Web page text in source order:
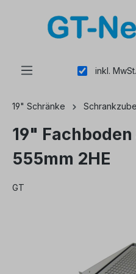
inkl. MwSt.
19" Schränke
19"
555mm 2HE
GT